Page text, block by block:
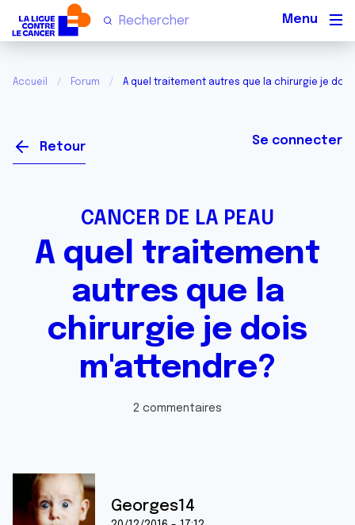
Accueil Forum A quel traitement autres que la chirurgie je dois
Retour Se connecter
CANCER DE LA PEAU
A quel traitement
autres que la
chirurgie je dois
m'attendre?
2 commentaires
Georges14